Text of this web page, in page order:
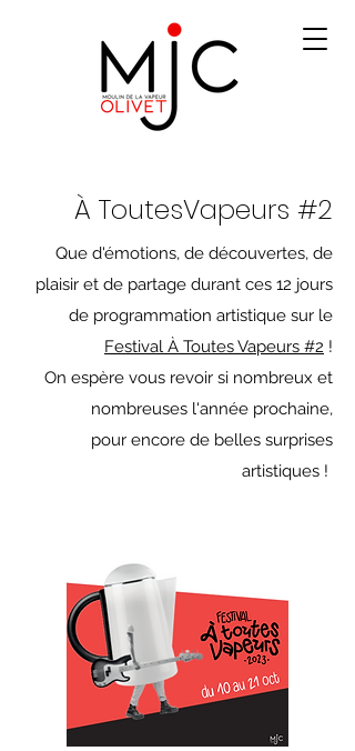
À ToutesVapeurs #2
Que d'émotions, de découvertes, de
plaisir et de partage durant ces 12 jours
de programmation artistique sur le
Festival À Toutes Vapeurs #2 !
On espère vous revoir si nombreux et
nombreuses l'année prochaine,
pour encore de belles surprises
artistiques !